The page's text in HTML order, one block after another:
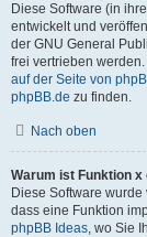
Diese Software (in
entwickelt und
der GNU General
frei vertrieben
auf der Seite von
phpBB.de zu finden.
Nach oben
Warum ist Funktion
Diese Software
dass eine Funktion
phpBB Ideas, wo Sie